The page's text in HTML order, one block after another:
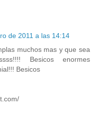
de 2011 a las 14:14
muchos mas y que sea
Besicos enormes
Besicos